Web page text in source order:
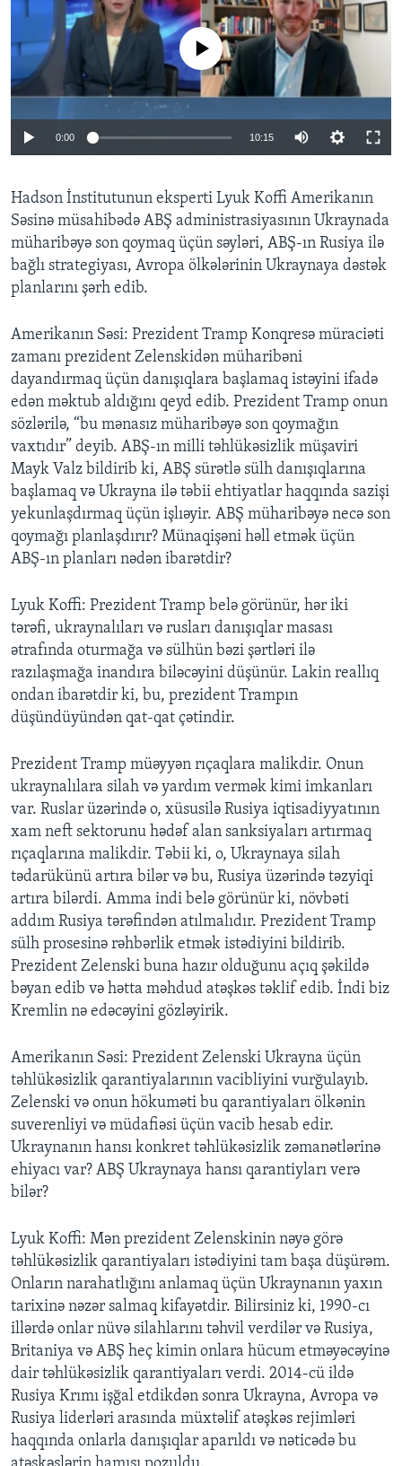
BIZI IZLƏYIN
Dillər
Auto 240p 360p 480p
No media source currently available
0:00 10:15
360p
480p
Hadson İnstitutunun eksperti Lyuk Koffi Amerikanın
Səsinə müsahibədə ABŞ administrasiyasının Ukraynada
müharibəyə son qoymaq üçün səyləri, ABŞ-ın Rusiya ilə
bağlı strategiyası, Avropa ölkələrinin Ukraynaya dəstək
planlarını şərh edib.
Amerikanın Səsi: Prezident Tramp Konqresə müraciəti
zamanı prezident Zelenskidən müharibəni
dayandırmaq üçün danışıqlara başlamaq istəyini ifadə
edən məktub aldığını qeyd edib. Prezident Tramp onun
sözlərilə, “bu mənasız müharibəyə son qoymağın
vaxtıdır” deyib. ABŞ-ın milli təhlükəsizlik müşaviri
Mayk Valz bildirib ki, ABŞ sürətlə sülh danışıqlarına
başlamaq və Ukrayna ilə təbii ehtiyatlar haqqında sazişi
yekunlaşdırmaq üçün işlıəyir. ABŞ müharibəyə necə son
qoymağı planlaşdırır? Münaqişəni həll etmək üçün
ABŞ-ın planları nədən ibarətdir?
Lyuk Koffi: Prezident Tramp belə görünür, hər iki
tərəfi, ukraynalıları və rusları danışıqlar masası
ətrafında oturmağa və sülhün bəzi şərtləri ilə
razılaşmağa inandıra biləcəyini düşünür. Lakin reallıq
ondan ibarətdir ki, bu, prezident Trampın
düşündüyündən qat-qat çətindir.
Prezident Tramp müəyyən rıçaqlara malikdir. Onun
ukraynalılara silah və yardım vermək kimi imkanları
var. Ruslar üzərində o, xüsusilə Rusiya iqtisadiyyatının
xam neft sektorunu hədəf alan sanksiyaları artırmaq
rıçaqlarına malikdir. Təbii ki, o, Ukraynaya silah
tədarükünü artıra bilər və bu, Rusiya üzərində təzyiqi
artıra bilərdi. Amma indi belə görünür ki, növbəti
addım Rusiya tərəfindən atılmalıdır. Prezident Tramp
sülh prosesinə rəhbərlik etmək istədiyini bildirib.
Prezident Zelenski buna hazır olduğunu açıq şəkildə
bəyan edib və hətta məhdud atəşkəs təklif edib. İndi biz
Kremlin nə edəcəyini gözləyirik.
Amerikanın Səsi: Prezident Zelenski Ukrayna üçün
təhlükəsizlik qarantiyalarının vacibliyini vurğulayıb.
Zelenski və onun hökuməti bu qarantiyaları ölkənin
suverenliyi və müdafiəsi üçün vacib hesab edir.
Ukraynanın hansı konkret təhlükəsizlik zəmanətlərinə
ehiyacı var? ABŞ Ukraynaya hansı qarantiyları verə
bilər?
Lyuk Koffi: Mən prezident Zelenskinin nəyə görə
təhlükəsizlik qarantiyaları istədiyini tam başa düşürəm.
Onların narahatlığını anlamaq üçün Ukraynanın yaxın
tarixinə nəzər salmaq kifayətdir. Bilirsiniz ki, 1990-cı
illərdə onlar nüvə silahlarını təhvil verdilər və Rusiya,
Britaniya və ABŞ heç kimin onlara hücum etməyəcəyinə
dair təhlükəsizlik qarantiyaları verdi. 2014-cü ildə
Rusiya Krımı işğal etdikdən sonra Ukrayna, Avropa və
Rusiya liderləri arasında müxtəlif atəşkəs rejimləri
haqqında onlarla danışıqlar aparıldı və nəticədə bu